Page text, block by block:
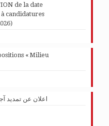
de la date
candidatures
« Milieu
اعلان عن تمديد